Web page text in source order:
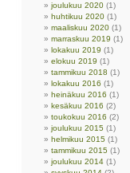
joulukuu 2020 (1)
huhtikuu 2020 (1)
maaliskuu 2020 (1)
marraskuu 2019 (1)
lokakuu 2019 (1)
elokuu 2019 (1)
tammikuu 2018 (1)
lokakuu 2016 (1)
heinäkuu 2016 (1)
kesäkuu 2016 (2)
toukokuu 2016 (2)
joulukuu 2015 (1)
helmikuu 2015 (1)
tammikuu 2015 (1)
joulukuu 2014 (1)